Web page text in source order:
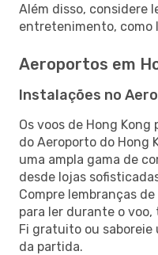
Além disso, considere
entretenimento, como
Aeroportos em
Instalações no
Os voos de Hong
do Aeroporto do Hong
uma ampla gama de
desde lojas
Compre lembranças
para ler durante o
Fi gratuito ou
da partida.